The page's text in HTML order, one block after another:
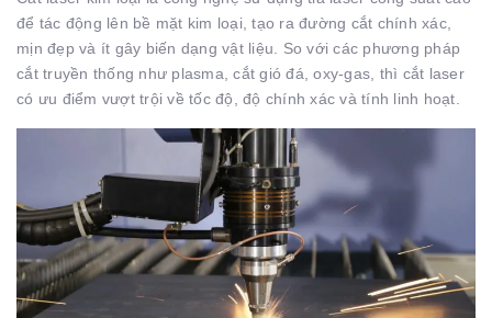
để tác động lên bề mặt kim loại, tạo ra đường cắt chính xác,
mịn đẹp và ít gây biến dạng vật liệu. So với các phương pháp
cắt truyền thống như plasma, cắt gió đá, oxy-gas, thì cắt laser
có ưu điểm vượt trội về tốc độ, độ chính xác và tính linh hoạt.